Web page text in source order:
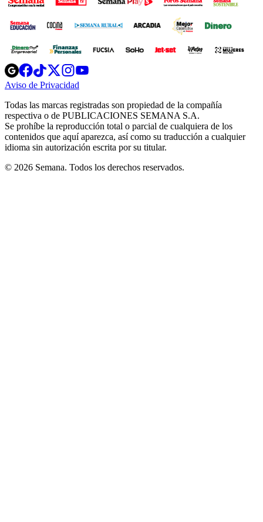
Opens
in
new
Opens
in
new
Opens
in
new
window
Opens
new
windowwindow
Aviso de Privacidad
new
window
Todas las marcas registradas son propiedad de la compañía
respectiva o de PUBLICACIONES SEMANA S.A.
Se prohíbe la reproducción total o parcial de cualquiera de los
contenidos que aquí aparezca, así como su traducción a cualquier
idioma sin autorización escrita por su titular.
© 2026 Semana. Todos los derechos reservados.